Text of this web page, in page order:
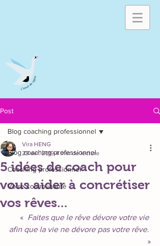
Post
Blog coaching professionnel
Coaching professionnel
Votre communauté
Blog coaching professionnel
5 idées de coach pour
vous aider à concrétiser
vos rêves...
Vira HENG
29 avr. 2019 4 min de lecture
« Faites que le rêve dévore votre vie
afin que la vie ne dévore pas votre rêve.
»